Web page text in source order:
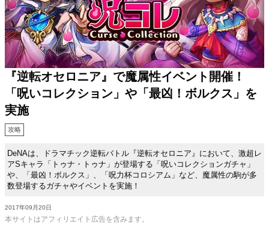
『逆転オセロニア』で魔属性イベント開催！
「呪いコレクション」や「最凶！ボルクス」を
実施
攻略
DeNAは、ドラマチック逆転バトル『逆転オセロニア』において、激超レ
アSキャラ「トゥナ・トゥナ」が登場する「呪いコレクションガチャ」
や、「最凶！ボルクス」、「呪力杯コロシアム」など、魔属性の駒が多
数登場するガチャやイベントを実施！
2017年09月20日
本サイトはアフィリエイト広告を含みます。